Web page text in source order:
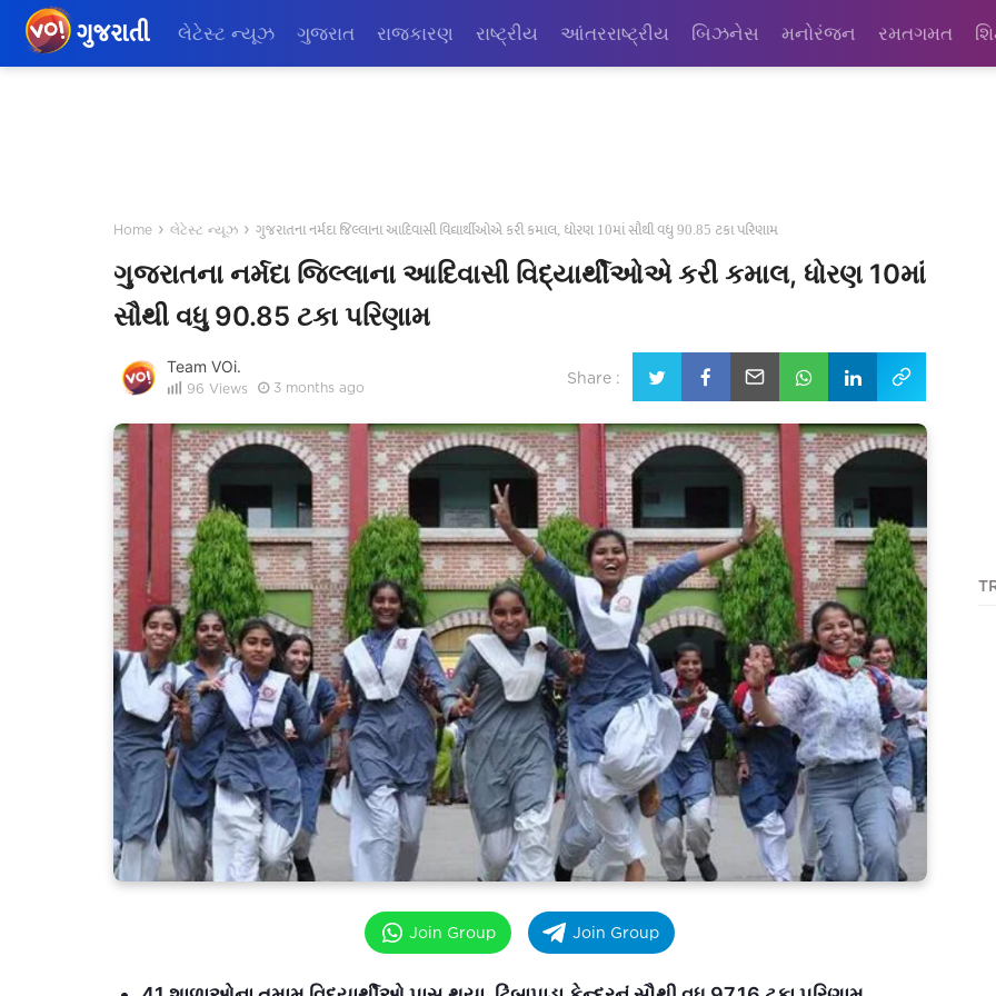
ગુજરાતી લેટેસ્ટ ન્યૂઝ ગુજરાત રાજકારણ રાષ્ટ્રીય આંતરરાષ્ટ્રીય બિઝનેસ મનોરંજન રમતગમત
Home › લેટેસ્ટ ન્યૂઝ › ગુજરાતના નર્મદા જિલ્લાના આદિવાસી વિદ્યાર્થીઓએ કરી કમાલ, ધોરણ 10માં સૌથી વધુ 90.85 ટકા પરિણામ
ગુજરાતના નર્મદા જિલ્લાના આદિવાસી વિદ્યાર્થીઓએ કરી કમાલ, ધોરણ 10માં
સૌથી વધુ 90.85 ટકા પરિણામ
Team VOi.
96 Views 3 months ago
Share :
Join Group Join Group